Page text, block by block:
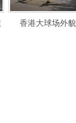
香港大球场外貌